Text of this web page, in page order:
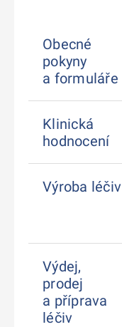
Obecné
pokyny
a formuláře
Klinická
hodnocení
Výroba léčiv
Výdej,
prodej
a příprava
léčiv